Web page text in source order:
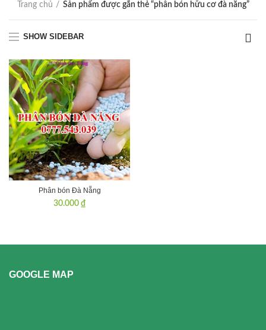
Trang chủ Sản phẩm được gắn thẻ “phân bón hữu cơ đà nẵng”
SHOW SIDEBAR
Phân bón Đà Nẵng
30.000 ₫
GOOGLE MAP